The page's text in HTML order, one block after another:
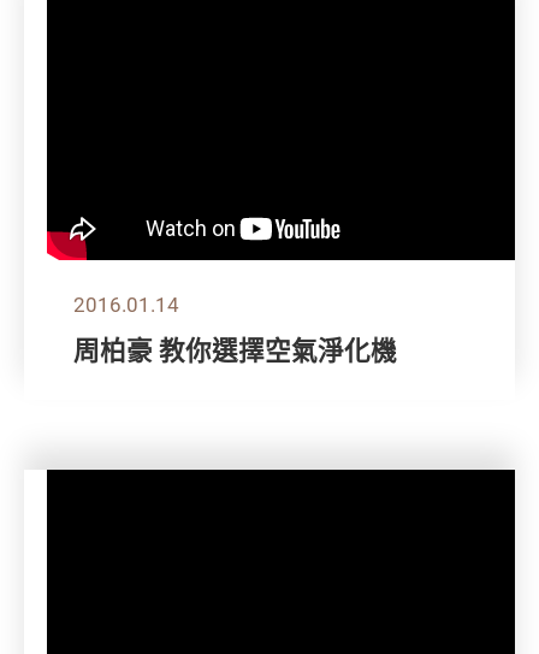
2016.01.14
周柏豪 教你選擇空氣淨化機